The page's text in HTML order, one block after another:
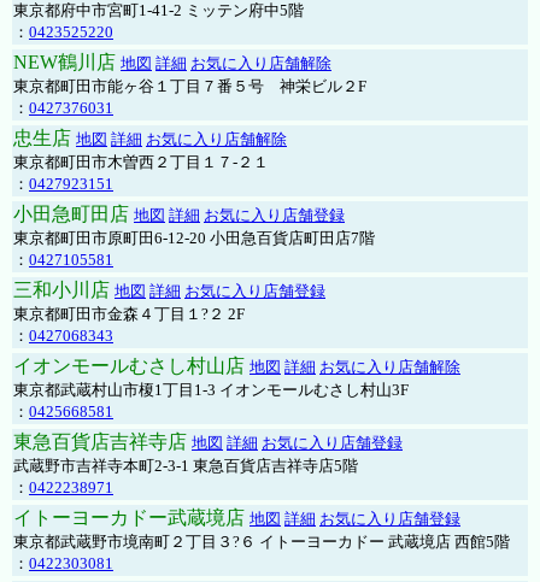
東京都府中市宮町1-41-2 ミッテン府中5階
： 0423525220
NEW鶴川店 地図 詳細 お気に入り店舗解除
東京都町田市能ヶ谷１丁目７番５号 神栄ビル２F
： 0427376031
忠生店 地図 詳細 お気に入り店舗解除
東京都町田市木曽西２丁目１７-２１
： 0427923151
小田急町田店 地図 詳細 お気に入り店舗登録
東京都町田市原町田6-12-20 小田急百貨店町田店7階
： 0427105581
三和小川店 地図 詳細 お気に入り店舗登録
東京都町田市金森４丁目１?２ 2F
： 0427068343
イオンモールむさし村山店 地図 詳細 お気に入り店舗解除
東京都武蔵村山市榎1丁目1-3 イオンモールむさし村山3F
： 0425668581
東急百貨店吉祥寺店 地図 詳細 お気に入り店舗登録
武蔵野市吉祥寺本町2-3-1 東急百貨店吉祥寺店5階
： 0422238971
イトーヨーカドー武蔵境店 地図 詳細 お気に入り店舗登録
東京都武蔵野市境南町２丁目３?６ イトーヨーカドー 武蔵境店 西館5階
： 0422303081